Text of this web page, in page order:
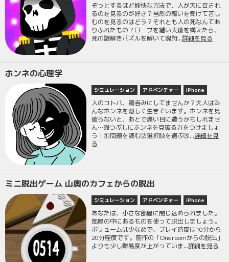
ぞっとするほど愉快な方法で、人が天に召され
るのを見るのが好き？当然の報いを受けて苦し
むのを見るのはどう？それとも人の死なんてあ
りふれたもの？ローブを纏い大鎌を構えたら、
死の謎解きパズルを解いて魂狩...詳細を見る
ホンネの心理学
シミュレーション アドベンチャー iPhone
人のコトバ、鵜呑みにしてませんか？大人はみ
んなホンネを隠して生きています。ホンネを見
破らないと、あとで痛い目に遭うかもしれませ
ん…暇つぶしにホンネを見破る力をつけましょ
う！①問題を読む②選択肢を選ぶ③...詳細を見
る
ミニ脱出ゲーム 山奥のカフェからの脱出
シミュレーション アドベンチャー iPhone
あなたは、小さな部屋に閉じ込められました。
部屋の中にあるものを使って脱出しましょう。
ボリュームは少なめで、プレイ時間は10分から
20分程度です。前作の「Oneroomからの脱出」
よりも少し難易度が上がっていま...詳細を見る